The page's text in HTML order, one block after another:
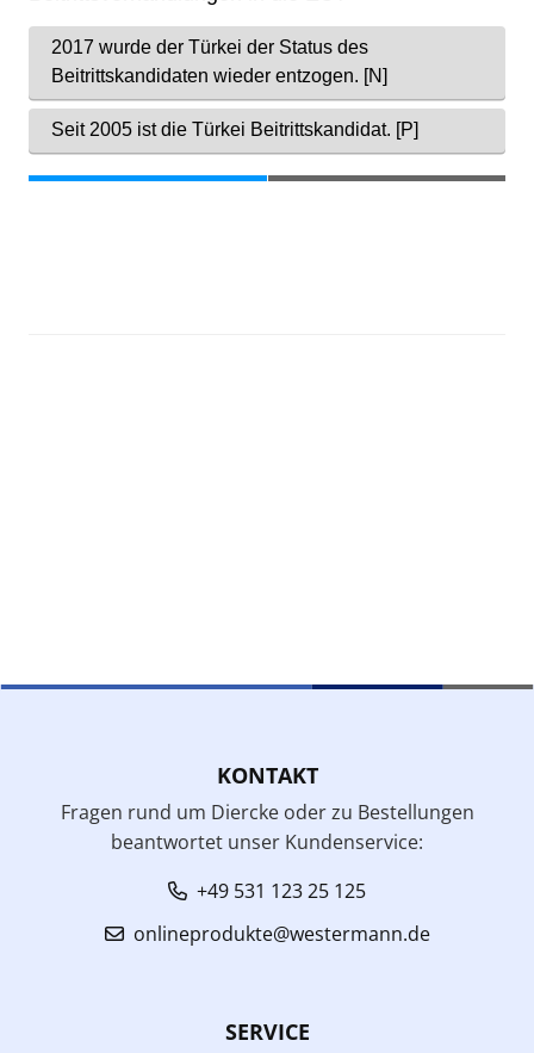
KONTAKT
Fragen rund um Diercke oder zu Bestellungen
beantwortet unser Kundenservice:
+49 531 123 25 125
onlineprodukte@westermann.de
SERVICE